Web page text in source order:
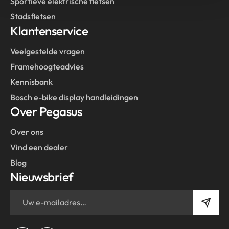
Stadsfietsen
Klantenservice
Veelgestelde vragen
Framehoogteadvies
Kennisbank
Bosch e-bike display handleidingen
Over Pegasus
Over ons
Vind een dealer
Blog
Nieuwsbrief